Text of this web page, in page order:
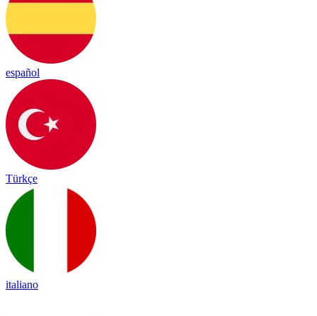
español
Türkçe
italiano